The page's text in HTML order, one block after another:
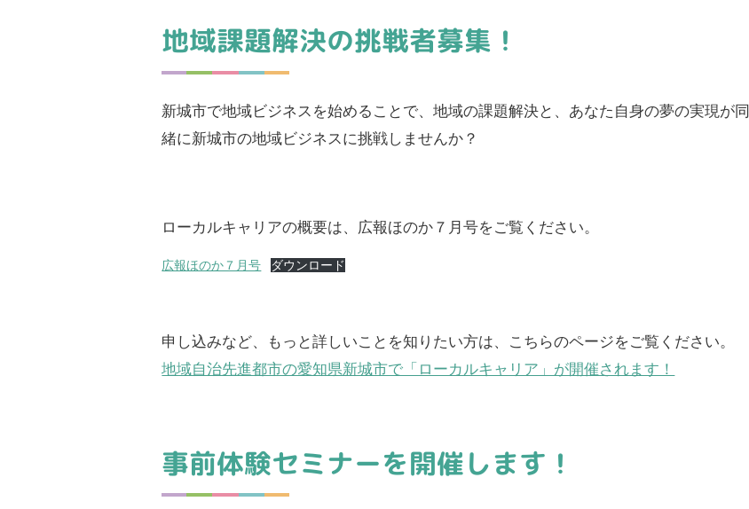
地域課題解決の挑戦者募集！
新城市で地域ビジネスを始めることで、地域の課題解決と、あなた自身の夢の実現が
緒に新城市の地域ビジネスに挑戦しませんか？
ローカルキャリアの概要は、広報ほのか７月号をご覧ください。
広報ほのか７月号 ダウンロード
申し込みなど、もっと詳しいことを知りたい方は、こちらのページをご覧ください。
地域自治先進都市の愛知県新城市で「ローカルキャリア」が開催されます！
事前体験セミナーを開催します！